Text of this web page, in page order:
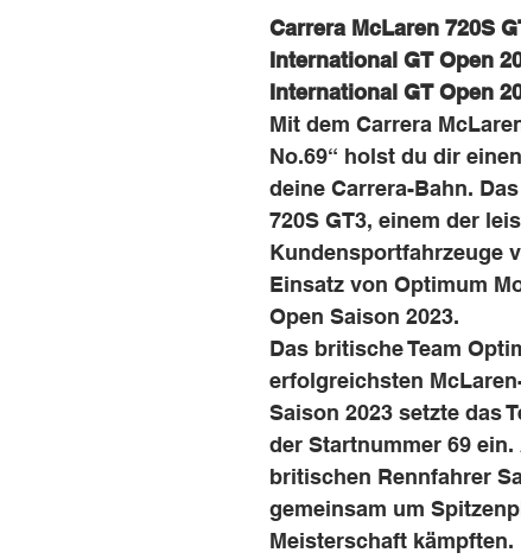
Carrera McLaren 720S
International GT Open
International GT Open
Mit dem Carrera
No.69“ holst du dir
deine Carrera-Bahn.
720S GT3, einem der
Kundensportfahrzeuge
Einsatz von Optimum
Open Saison 2023.
Das britische Team
erfolgreichsten
Saison 2023 setzte das
der Startnummer 69
britischen Rennfahrer
gemeinsam um
Meisterschaft kämpften.